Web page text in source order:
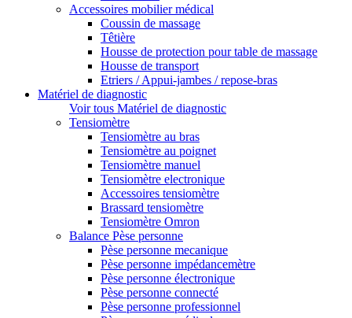
Accessoires mobilier médical
Coussin de massage
Têtière
Housse de protection pour table de massage
Housse de transport
Etriers / Appui-jambes / repose-bras
Matériel de diagnostic
Voir tous Matériel de diagnostic
Tensiomètre
Tensiomètre au bras
Tensiomètre au poignet
Tensiomètre manuel
Tensiomètre electronique
Accessoires tensiomètre
Brassard tensiomètre
Tensiomètre Omron
Balance Pèse personne
Pèse personne mecanique
Pèse personne impédancemètre
Pèse personne électronique
Pèse personne connecté
Pèse personne professionnel